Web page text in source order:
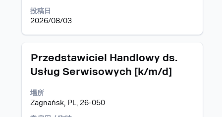
ー
で
選
し
ま
す。
投稿日
2026/08/03
テ
ン
ツ
表
示
す
に
は、
Space
タ
ト
Przedstawiciel Handlowy ds.
Usług Serwisowych [k/m/d]
場所
Zagnańsk, PL, 26-050
求
情
の
全
コ